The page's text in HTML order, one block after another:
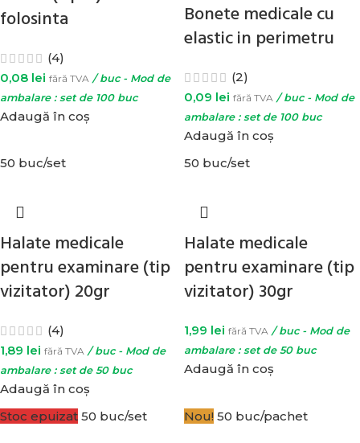
folosinta
(4)
0,08 lei fără TVA / buc - Mod de
ambalare : set de 100 buc
Adaugă în coș
Bonete medicale cu
elastic in perimetru
(2)
0,09 lei fără TVA / buc - Mod de
ambalare : set de 100 buc
Adaugă în coș
50 buc/set
Halate medicale
pentru examinare (tip
vizitator) 20gr
(4)
1,89 lei fără TVA / buc - Mod de
ambalare : set de 50 buc
Adaugă în coș
50 buc/set
Halate medicale
pentru examinare (tip
vizitator) 30gr
1,99 lei fără TVA / buc - Mod de
ambalare : set de 50 buc
Adaugă în coș
Stoc epuizat 50 buc/set Nou! 50 buc/pachet